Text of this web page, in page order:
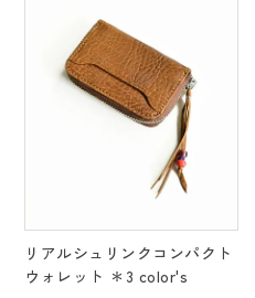
リアルシュリンクコンパクト
ウォレット ＊3 color's